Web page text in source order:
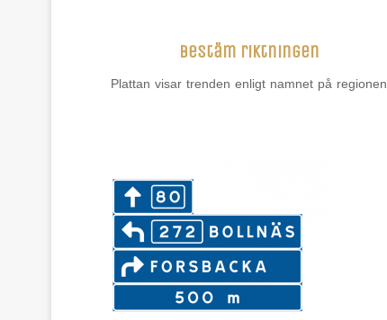
Bestäm riktningen
Plattan visar trenden enligt namnet på regionen